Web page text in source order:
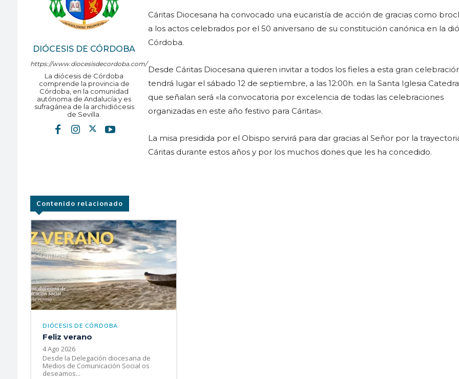
DIÓCESIS DE CÓRDOBA
https://www.diocesisdecordoba.com/
La diócesis de Córdoba
comprende la provincia de
Córdoba, en la comunidad
autónoma de Andalucía y es
sufragánea de la archidiócesis
de Sevilla.
Cáritas Diocesana ha convocado una eucaristía de acción de gracias como
a los actos celebrados por el 50 aniversario de su constitución canónica en la
Córdoba.
Desde Cáritas Diocesana quieren invitar a todos los fieles a esta gran
tendrá lugar el sábado 12 de septiembre, a las 12:00h. en la Santa Iglesia
que señalan será «la convocatoria por excelencia de todas las celebraciones
organizadas en este año festivo para Cáritas».
La misa presidida por el Obispo servirá para dar gracias al Señor por la
Cáritas durante estos años y por los muchos dones que les ha concedido.
Contenido relacionado
DIÓCESIS DE CÓRDOBA
Feliz verano
4 Ago 2026
Desde la Delegación diocesana de
Medios de Comunicación Social os
deseamos...